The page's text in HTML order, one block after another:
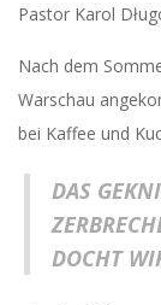
Pastor Karol
Nach dem
Warschau
bei Kaffee und
DAS
DOCHT